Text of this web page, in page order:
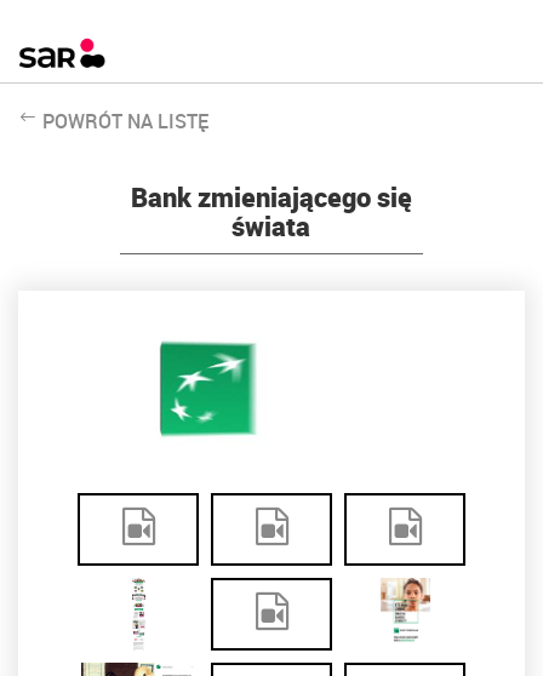
POWRÓT NA LISTĘ
Bank zmieniającego się
świata